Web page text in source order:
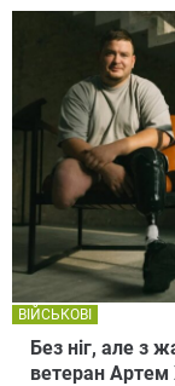
Без ніг, але з
ветеран Артем
ВІЙСЬКОВІ